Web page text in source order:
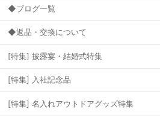
◆ブログ一覧
◆返品・交換について
[特集] 披露宴・結婚式特集
[特集] 入社記念品
[特集] 名入れアウトドアグッズ特集